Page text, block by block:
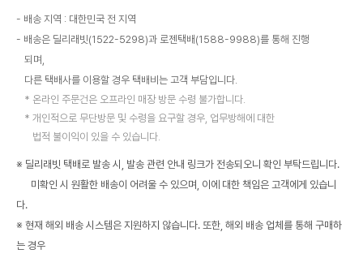
배송 지역 : 대한민국 전 지역
배송은 딜리래빗(1522-5298)과 로젠택배(1588-9988)를 통해 진행
되며,
다른 택배사를 이용할 경우 택배비는 고객 부담입니다.
온라인 주문건은 오프라인 매장 방문 수령 불가합니다.
개인적으로 무단방문 및 수령을 요구할 경우, 업무방해에 대한
법적 불이익이 있을 수 있습니다.
※ 딜리래빗 택배로 발송 시, 발송 관련 안내 링크가 전송되오니 확인 부탁드립니다.
미확인 시 원활한 배송이 어려울 수 있으며, 이에 대한 책임은 고객에게 있습니
다.
※ 현재 해외 배송 시스템은 지원하지 않습니다. 또한, 해외 배송 업체를 통해 구매하
는 경우